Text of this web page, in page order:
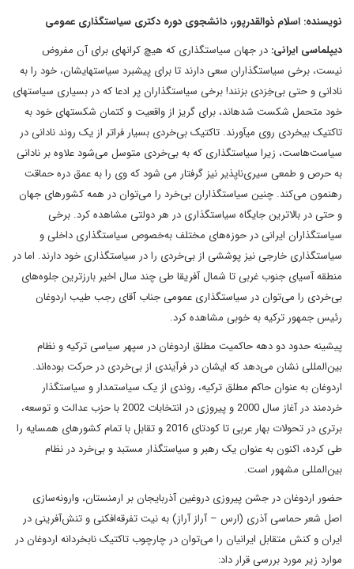
نویسنده: اسلام ذوالقدرپور، دانشجوی دوره دکتری سیاستگذاری عمومی
دیپلماسی ایرانی: در جهان سیاستگذاری که هیچ کرانهای برای آن مفروض
نیست، برخی سیاستگذاران سعی دارند تا برای پیشبرد سیاستهایشان، خود را به
نادانی و حتی بی‌خِرَدی بزنند! برخی سیاستگذاران پر ادعا که در بسیاری سیاستهای
خود متحمل شکست شدهاند، برای گریز از واقعیت و کتمان شکستهای خود به
تاکتیک بیخردی روی میآورند. تاکتیک بی‌خردی بسیار فراتر از یک روند نادانی در
سیاست‌هاست، زیرا سیاستگذاری که به بی‌خردی متوسل می‌شود علاوه بر نادانی
به حرص و طمعی سیری‌ناپذیر نیز گرفتار می شود که وی را به عمق دره حماقت
رهنمون می‌کند. چنین سیاستگذاران بی‌خرد را می‌توان در همه کشورهای جهان
و حتی در بالاترین جایگاه سیاستگذاری در هر دولتی مشاهده کرد. برخی
سیاستگذاران ایرانی در حوزه‌های مختلف به‌خصوص سیاستگذاری داخلی و
سیاستگذاری خارجی نیز پوششی از بی‌خردی را در سیاستگذاری خود دارند. اما در
منطقه آسیای جنوب غربی تا شمال آفریقا طی چند سال اخیر بارزترین جلوه‌های
بی‌خردی را می‌توان در سیاستگذاری عمومی جناب آقای رجب طیب اردوغان
رئیس جمهور ترکیه به خوبی مشاهده کرد.
پیشینه حدود دو دهه حاکمیت مطلق اردوغان در سپهر سیاسی ترکیه و نظام
بین‌المللی نشان می‌دهد که ایشان در فرآیندی از بی‌خردی در حرکت بوده‌اند.
اردوغان به عنوان حاکم مطلق ترکیه، روندی از یک سیاستمدار و سیاستگذار
خردمند در آغاز سال 2000 و پیروزی در انتخابات 2002 با حزب عدالت و توسعه،
برتری در تحولات بهار عربی تا کودتای 2016 و تقابل با تمام کشورهای همسایه را
طی کرده، اکنون به عنوان یک رهبر و سیاستگذار مستبد و بی‌خرد در نظام
بین‌المللی مشهور است.
حضور اردوغان در جشن پیروزی دروغین آذربایجان بر ارمنستان، وارونه‌سازی
اصل شعر حماسی آذری (ارس – آراز آراز) به نیت تفرقه‌افکنی و تنش‌آفرینی در
ایران و کنش متقابل ایرانیان را می‌توان در چارچوب تاکتیک نابخردانه اردوغان در
موارد زیر مورد بررسی قرار داد: